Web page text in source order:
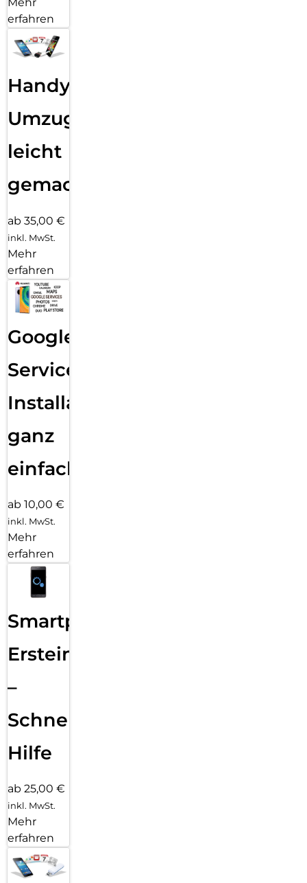
erfahren
Handy
Umzug
leicht
gemacht!
ab 35,00 €
inkl. MwSt.
Mehr
erfahren
Google
Services
Installation
ganz
einfach
ab 10,00 €
inkl. MwSt.
Mehr
erfahren
Smartphone
Ersteinrichtung
–
Schnelle
Hilfe
ab 25,00 €
inkl. MwSt.
Mehr
erfahren